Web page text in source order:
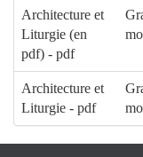
Architecture et
Liturgie (en
pdf) - pdf
Architecture et
Liturgie - pdf